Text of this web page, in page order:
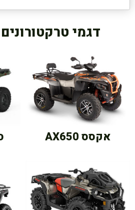
דגמי
אקסס AX650